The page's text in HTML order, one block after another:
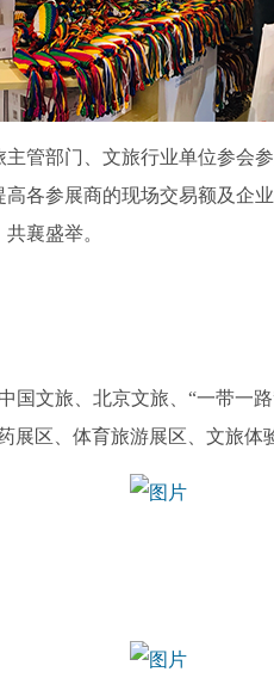
管部门、文旅行业单位参会
各参展商的现场交易额及企
襄盛举。
国文旅、北京文旅、“一带一
展区、体育旅游展区、文旅体